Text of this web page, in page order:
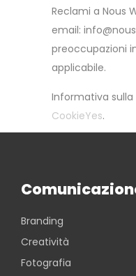
Reclami a Nous
email:
preoccupazioni
applicabile.
Informativa
CookieYes.
Branding
Creatività
Fotografia